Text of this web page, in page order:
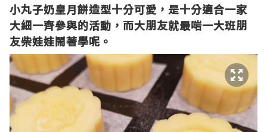
小丸子奶皇月餅造型十分可愛，是十分適合一家
大細一齊參與的活動，而大朋友就最啱一大班朋
友柴娃娃鬧著學呢。